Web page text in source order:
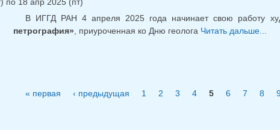
В ИГГД РАН 4 апреля 2025 года начинает свою работу
петрография» , приуроченная ко Дню геолога Читать дальше...
« первая ‹ предыдущая 1 2 3 4 5 6 7 8